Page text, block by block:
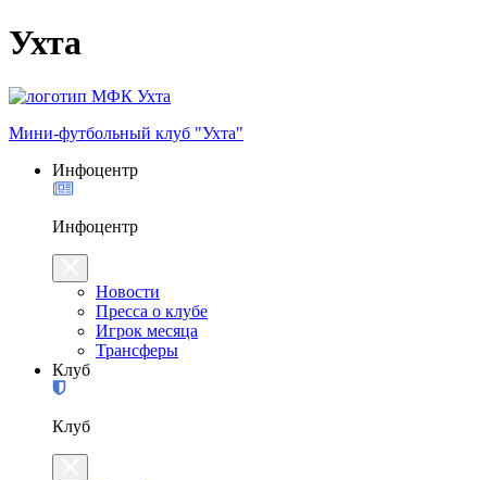
Ухта
Мини-футбольный клуб "Ухта"
Инфоцентр
Инфоцентр
Новости
Пресса о клубе
Игрок месяца
Трансферы
Клуб
Клуб